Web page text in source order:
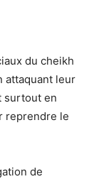
du cheikh
attaquant leur
surtout en
reprendre le
de